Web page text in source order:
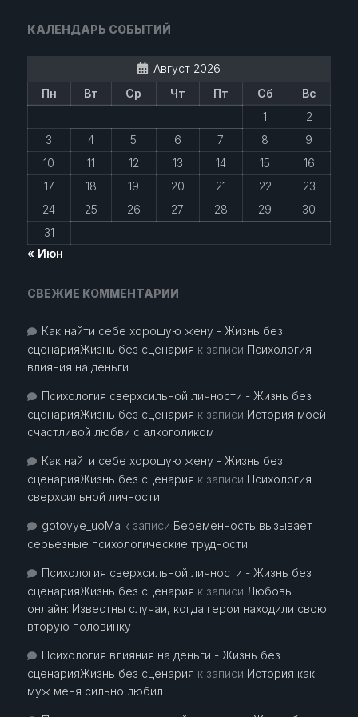
КАЛЕНДАРЬ СОБЫТИЙ
Август 2026
Пн
Вт Ср Чт Пт Сб
Вс
1
2
3
4 5 6 7 8
9
10
11 12 13 14 15
16
17
18 19 20 21 22
23
24
25 26 27 28 29
30
31
« Июн
СВЕЖИЕ КОММЕНТАРИИ
Как найти себе хорошую жену - Жизнь без
сценарияЖизнь без сценария к записи Психология
влияния на деньги
Психология сверхсильной личности - Жизнь без
сценарияЖизнь без сценария к записи История моей
счастливой любви с алкоголиком
Как найти себе хорошую жену - Жизнь без
сценарияЖизнь без сценария к записи Психология
сверхсильной личности
gotovye_uoMa к записи Беременность вызывает
серьезные психологические трудности
Психология сверхсильной личности - Жизнь без
сценарияЖизнь без сценария к записи Любовь
онлайн: Известны случаи, когда герои находили свою
вторую половинку
Психология влияния на деньги - Жизнь без
сценарияЖизнь без сценария к записи История как
муж меня сильно любил